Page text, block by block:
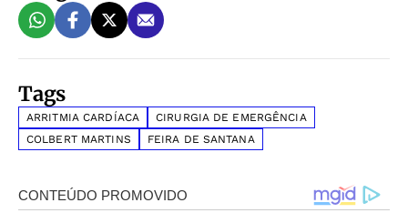
Tags
ARRITMIA CARDÍACA
CIRURGIA DE EMERGÊNCIA
COLBERT MARTINS
FEIRA DE SANTANA